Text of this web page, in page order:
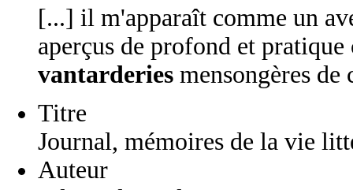
[...] il m'apparaît comme un
aperçus de profond et
vantarderies mensongères de
Titre
Journal, mémoires de la vie
Auteur